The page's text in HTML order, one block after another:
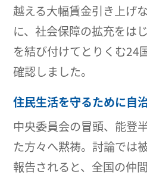
越える大幅賃金引き上げ
に、社会保障の拡充をは
を結び付けてとりくむ24
確認しました。
住民生活を守るために自
中央委員会の冒頭、能登
た方々へ黙祷。討論では
報告されると、全国の仲